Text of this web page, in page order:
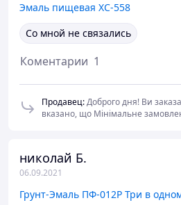
Эмаль пищевая ХС-558
Со мной не связались
Коментарии 1
Продавец:Доброго дня! Ви
вказано, що Мінімальне
николай Б.
06.09.2021
Грунт-Эмаль ПФ-012Р Три в